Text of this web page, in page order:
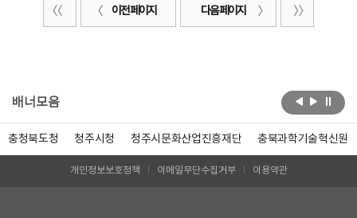
이전 페이지 다음 페이지
배너모음
충청북도청 청주시청 청주시문화산업진흥재단 충북과학기술혁신원
개인정보보호정책 이메일무단수집거부 이용약관